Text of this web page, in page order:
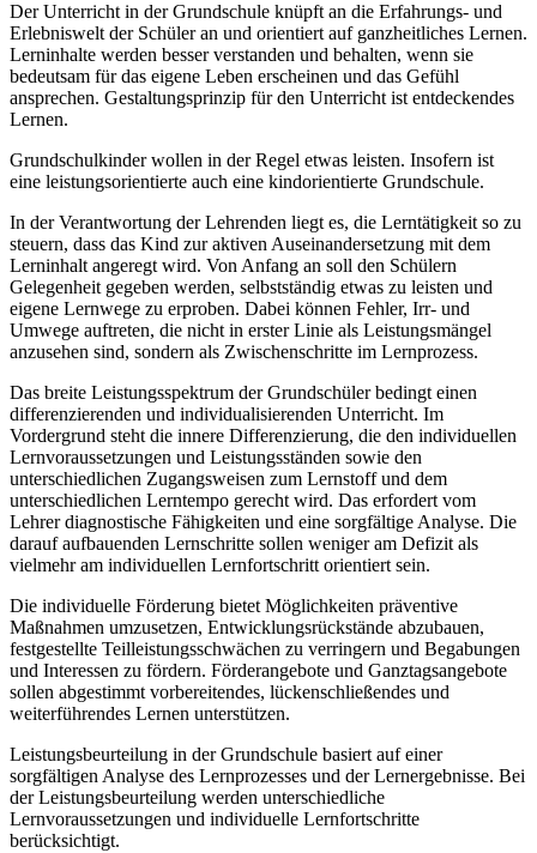
Der Unterricht in der Grundschule knüpft an die Erfahrungs- und
Erlebniswelt der Schüler an und orientiert auf ganzheitliches Lernen.
Lerninhalte werden besser verstanden und behalten, wenn sie
bedeutsam für das eigene Leben erscheinen und das Gefühl
ansprechen. Gestaltungsprinzip für den Unterricht ist entdeckendes
Lernen.
Grundschulkinder wollen in der Regel etwas leisten. Insofern ist
eine leistungsorientierte auch eine kindorientierte Grundschule.
In der Verantwortung der Lehrenden liegt es, die Lerntätigkeit so zu
steuern, dass das Kind zur aktiven Auseinandersetzung mit dem
Lerninhalt angeregt wird. Von Anfang an soll den Schülern
Gelegenheit gegeben werden, selbstständig etwas zu leisten und
eigene Lernwege zu erproben. Dabei können Fehler, Irr- und
Umwege auftreten, die nicht in erster Linie als Leistungsmängel
anzusehen sind, sondern als Zwischenschritte im Lernprozess.
Das breite Leistungsspektrum der Grundschüler bedingt einen
differenzierenden und individualisierenden Unterricht. Im
Vordergrund steht die innere Differenzierung, die den individuellen
Lernvoraussetzungen und Leistungsständen sowie den
unterschiedlichen Zugangsweisen zum Lernstoff und dem
unterschiedlichen Lerntempo gerecht wird. Das erfordert vom
Lehrer diagnostische Fähigkeiten und eine sorgfältige Analyse. Die
darauf aufbauenden Lernschritte sollen weniger am Defizit als
vielmehr am individuellen Lernfortschritt orientiert sein.
Die individuelle Förderung bietet Möglichkeiten präventive
Maßnahmen umzusetzen, Entwicklungsrückstände abzubauen,
festgestellte Teilleistungsschwächen zu verringern und Begabungen
und Interessen zu fördern. Förderangebote und Ganztagsangebote
sollen abgestimmt vorbereitendes, lückenschließendes und
weiterführendes Lernen unterstützen.
Leistungsbeurteilung in der Grundschule basiert auf einer
sorgfältigen Analyse des Lernprozesses und der Lernergebnisse. Bei
der Leistungsbeurteilung werden unterschiedliche
Lernvoraussetzungen und individuelle Lernfortschritte
berücksichtigt.